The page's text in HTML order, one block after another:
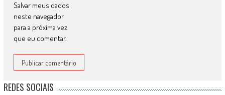
Salvar meus dados
neste navegador
para a próxima vez
que eu comentar.
REDES SOCIAIS